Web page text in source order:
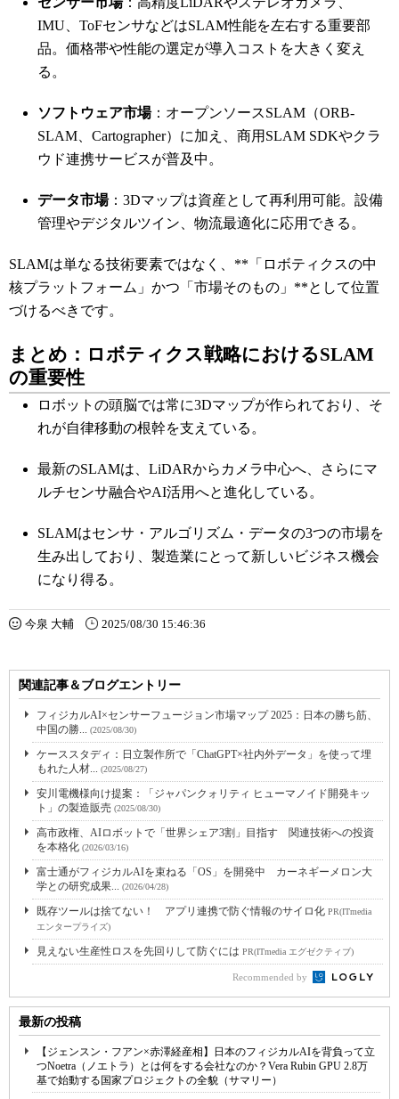
IMU、ToFセンサなどはSLAM性能を左右する重要部
品。価格帯や性能の選定が導入コストを大きく変え
る。
ソフトウェア市場：オープンソースSLAM（ORB-
SLAM、Cartographer）に加え、商用SLAM SDKやクラ
ウド連携サービスが普及中。
データ市場：3Dマップは資産として再利用可能。設備
管理やデジタルツイン、物流最適化に応用できる。
SLAMは単なる技術要素ではなく、**「ロボティクスの中
核プラットフォーム」かつ「市場そのもの」**として位置
づけるべきです。
まとめ：ロボティクス戦略におけるSLAM
の重要性
ロボットの頭脳では常に3Dマップが作られており、そ
れが自律移動の根幹を支えている。
最新のSLAMは、LiDARからカメラ中心へ、さらにマ
ルチセンサ融合やAI活用へと進化している。
SLAMはセンサ・アルゴリズム・データの3つの市場を
生み出しており、製造業にとって新しいビジネス機会
になり得る。
今泉 大輔 2025/08/30 15:46:36
関連記事＆ブログエントリー
フィジカルAI×センサーフュージョン市場マップ 2025：日本の勝ち筋、
中国の勝... (2025/08/30)
ケーススタディ：日立製作所で「ChatGPT×社内外データ」を使って埋
もれた人材... (2025/08/27)
安川電機様向け提案：「ジャパンクォリティ ヒューマノイド開発キッ
ト」の製造販売 (2025/08/30)
高市政権、AIロボットで「世界シェア3割」目指す 関連技術への投資
を本格化 (2026/03/16)
富士通がフィジカルAIを束ねる「OS」を開発中 カーネギーメロン大
学との研究成果... (2026/04/28)
既存ツールは捨てない！ アプリ連携で防ぐ情報のサイロ化 PR(ITmedia
エンタープライズ)
見えない生産性ロスを先回りして防ぐには PR(ITmedia エグゼクティブ)
Recommended by
最新の投稿
【ジェンスン・フアン×赤澤経産相】日本のフィジカルAIを背負って立
つNoetra（ノエトラ）とは何をする会社なのか？Vera Rubin GPU 2.8万
基で始動する国家プロジェクトの全貌（サマリー）